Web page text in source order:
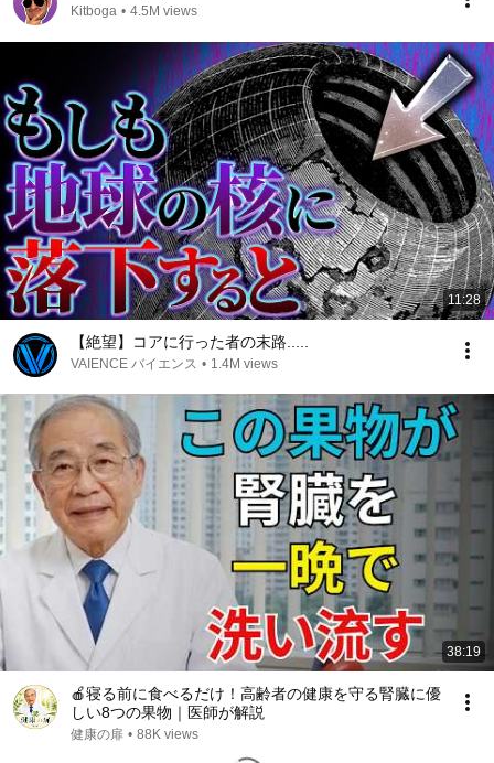
Kitboga • 4.5M views
11:28
【絶望】コアに行った者の末路.....
VAIENCE バイエンス • 1.4M views
38:19
🍎寝る前に食べるだけ！高齢者の健康を守る腎臓に優
しい8つの果物｜医師が解説
健康の扉 • 88K views